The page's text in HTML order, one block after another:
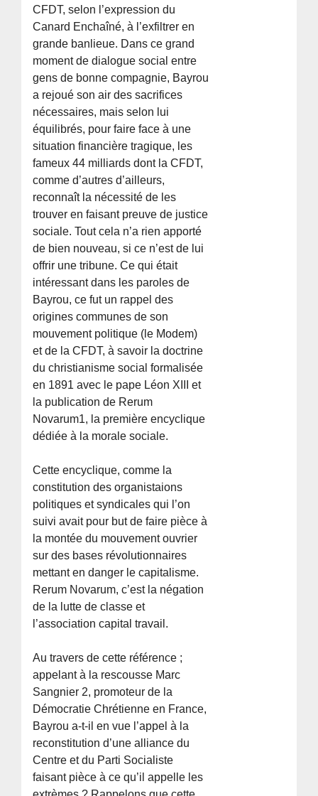
CFDT, selon l’expression du
Canard Enchaîné, à l’exfiltrer en
grande banlieue. Dans ce grand
moment de dialogue social entre
gens de bonne compagnie, Bayrou
a rejoué son air des sacrifices
nécessaires, mais selon lui
équilibrés, pour faire face à une
situation financière tragique, les
fameux 44 milliards dont la CFDT,
comme d’autres d’ailleurs,
reconnaît la nécessité de les
trouver en faisant preuve de justice
sociale. Tout cela n’a rien apporté
de bien nouveau, si ce n’est de lui
offrir une tribune. Ce qui était
intéressant dans les paroles de
Bayrou, ce fut un rappel des
origines communes de son
mouvement politique (le Modem)
et de la CFDT, à savoir la doctrine
du christianisme social formalisée
en 1891 avec le pape Léon XIII et
la publication de Rerum
Novarum1, la première encyclique
dédiée à la morale sociale.
Cette encyclique, comme la
constitution des organistaions
politiques et syndicales qui l’on
suivi avait pour but de faire pièce à
la montée du mouvement ouvrier
sur des bases révolutionnaires
mettant en danger le capitalisme.
Rerum Novarum, c’est la négation
de la lutte de classe et
l’association capital travail.
Au travers de cette référence ;
appelant à la rescousse Marc
Sangnier 2, promoteur de la
Démocratie Chrétienne en France,
Bayrou a-t-il en vue l’appel à la
reconstitution d’une alliance du
Centre et du Parti Socialiste
faisant pièce à ce qu’il appelle les